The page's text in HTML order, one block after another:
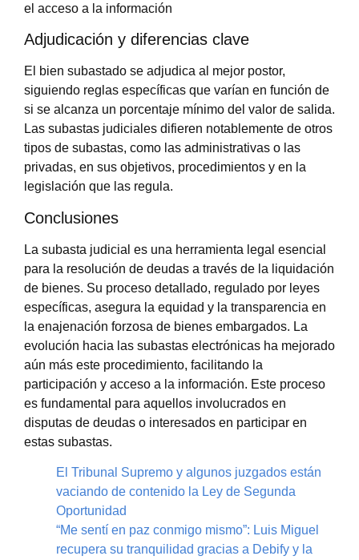
el acceso a la información
Adjudicación y diferencias clave
El bien subastado se adjudica al mejor postor,
siguiendo reglas específicas que varían en función de
si se alcanza un porcentaje mínimo del valor de salida.
Las subastas judiciales difieren notablemente de otros
tipos de subastas, como las administrativas o las
privadas, en sus objetivos, procedimientos y en la
legislación que las regula.
Conclusiones
La subasta judicial es una herramienta legal esencial
para la resolución de deudas a través de la liquidación
de bienes. Su proceso detallado, regulado por leyes
específicas, asegura la equidad y la transparencia en
la enajenación forzosa de bienes embargados. La
evolución hacia las subastas electrónicas ha mejorado
aún más este procedimiento, facilitando la
participación y acceso a la información. Este proceso
es fundamental para aquellos involucrados en
disputas de deudas o interesados en participar en
estas subastas.
El Tribunal Supremo y algunos juzgados están
vaciando de contenido la Ley de Segunda
Oportunidad
“Me sentí en paz conmigo mismo”: Luis Miguel
recupera su tranquilidad gracias a Debify y la